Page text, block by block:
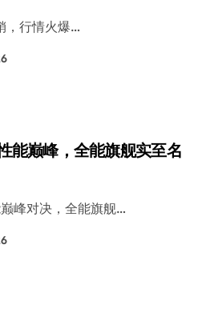
，行情火爆…
能巅峰，全能旗舰实至名
巅峰对决，全能旗舰…